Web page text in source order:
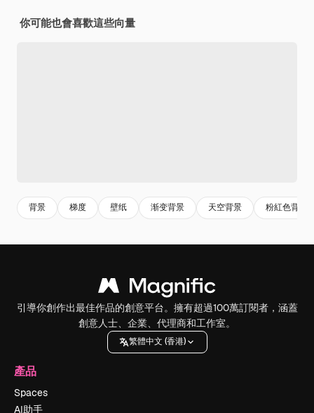
你可能也會喜歡這些向量
背景 梯度 壁纸 渐变背景 天空背景 粉紅色背景
引導你創作出最佳作品的創意平台。擁有超過100萬訂閱者，涵蓋
創意人士、企業、代理商和工作室。
繁體中文 (香港)
產品
Spaces
AI助手